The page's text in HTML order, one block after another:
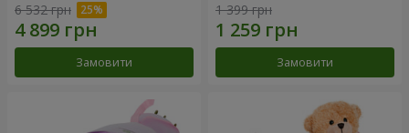
6 532 грн
Замовити
1 399 грн
Замовити